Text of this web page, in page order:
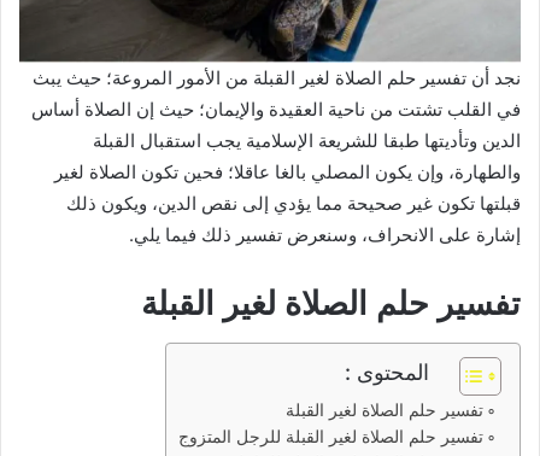
نجد أن تفسير حلم الصلاة لغير القبلة من الأمور المروعة؛ حيث يبث
في القلب تشتت من ناحية العقيدة والإيمان؛ حيث إن الصلاة أساس
الدين وتأديتها طبقا للشريعة الإسلامية يجب استقبال القبلة
والطهارة، وإن يكون المصلي بالغا عاقلا؛ فحين تكون الصلاة لغير
قبلتها تكون غير صحيحة مما يؤدي إلى نقص الدين، ويكون ذلك
إشارة على الانحراف، وسنعرض تفسير ذلك فيما يلي.
تفسير حلم الصلاة لغير القبلة
المحتوى :
تفسير حلم الصلاة لغير القبلة
تفسير حلم الصلاة لغير القبلة للرجل المتزوج